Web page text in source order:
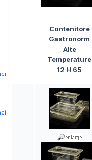
Contenitore
Gastronorm
Alte
Temperature
12 H 65